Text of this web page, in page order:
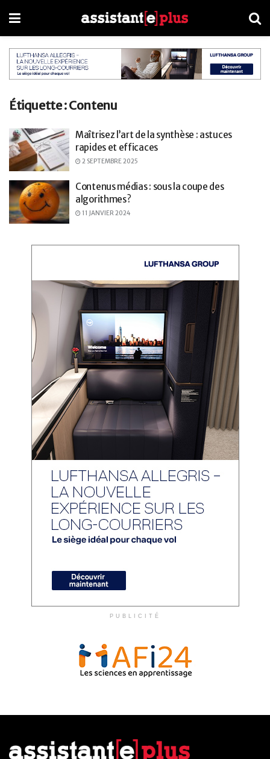
Étiquette :Contenu
Maîtrisez l’art de la synthèse : astuces
rapides et efficaces
2 SEPTEMBRE 2025
Contenus médias : sous la coupe des
algorithmes ?
11 JANVIER 2024
PUBLICITÉ